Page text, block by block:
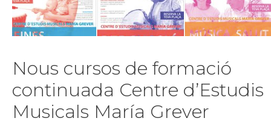
Nous cursos de formació
continuada Centre d’Estudis
Musicals María Grever